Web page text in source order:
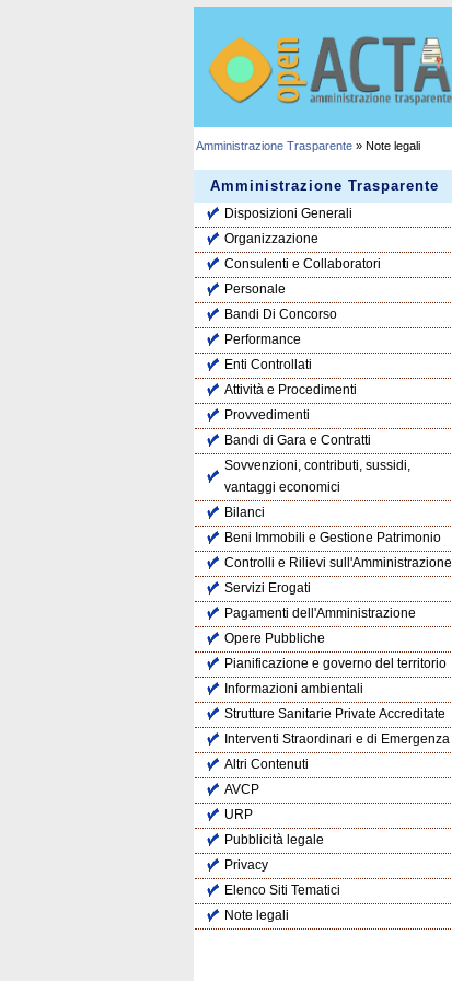
Amministrazione Trasparente » Note legali
Amministrazione Trasparente
Disposizioni Generali
Organizzazione
Consulenti e Collaboratori
Personale
Bandi Di Concorso
Performance
Enti Controllati
Attività e Procedimenti
Provvedimenti
Bandi di Gara e Contratti
Sovvenzioni, contributi, sussidi,
vantaggi economici
Bilanci
Beni Immobili e Gestione Patrimonio
Controlli e Rilievi sull'Amministrazione
Servizi Erogati
Pagamenti dell'Amministrazione
Opere Pubbliche
Pianificazione e governo del territorio
Informazioni ambientali
Strutture Sanitarie Private Accreditate
Interventi Straordinari e di Emergenza
Altri Contenuti
AVCP
URP
Pubblicità legale
Privacy
Elenco Siti Tematici
Note legali